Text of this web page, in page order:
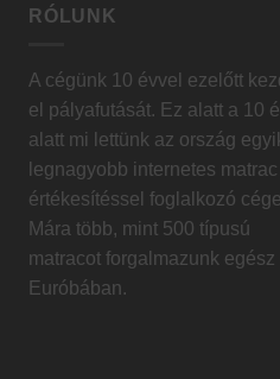
RÓLUNK
A cégünk 10 évvel ezelőtt
el pályafutását. Ez alatt a 10
alatt mi lettünk az ország
legnagyobb internetes matrac
értékesítéssel foglalkozó
Mára több, mint 500 típusú
matracot forgalmazunk egész
Euróbában.